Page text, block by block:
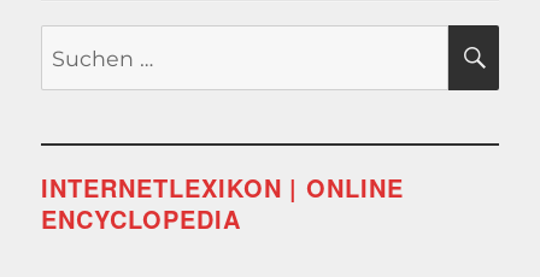
nach:
INTERNETLEXIKON | ONLINE
ENCYCLOPEDIA